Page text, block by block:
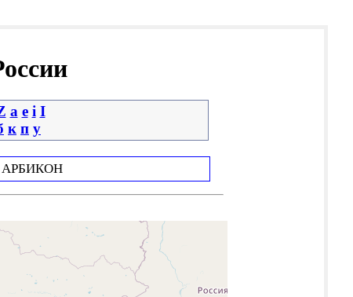
a e i І
к п у
АРБИКОН